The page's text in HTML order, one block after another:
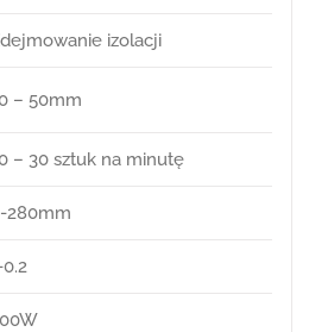
izolacji
– 50mm
– 30 sztuk na minutę
280mm
0.2